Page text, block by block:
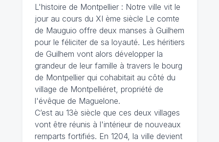
L'histoire de Montpellier : Notre ville vit le
jour au cours du XI ème siècle Le comte
de Mauguio offre deux manses à Guilhem
pour le féliciter de sa loyauté. Les héritiers
de Guilhem vont alors développer la
grandeur de leur famille à travers le bourg
de Montpellier qui cohabitait au côté du
village de Montpelliéret, propriété de
l'évêque de Maguelone.
C’est au 13è siècle que ces deux villages
vont être réunis à l'intérieur de nouveaux
remparts fortifiés. En 1204, la ville devient